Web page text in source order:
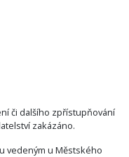
či dalšího zpřístupňování
zakázáno.
vedeným u Městského